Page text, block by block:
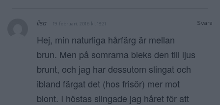
Svara
lisa 19 februari, 2016 kl. 18:21
Hej, min naturliga hårfärg är mellan
brun. Men på somrarna bleks den till ljus
brunt, och jag har dessutom slingat och
ibland färgat det (hos frisör) mer mot
blont. I höstas slingade jag håret för att